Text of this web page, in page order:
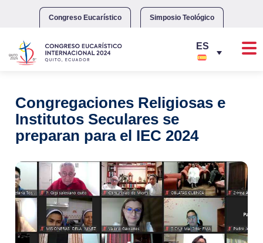
Congreso Eucarístico Simposio Teológico
Congregaciones Religiosas e
Institutos Seculares se
preparan para el IEC 2024